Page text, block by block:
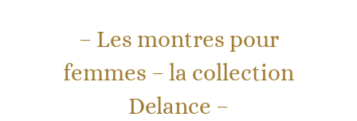
– Les montres pour
femmes – la collection
Delance –